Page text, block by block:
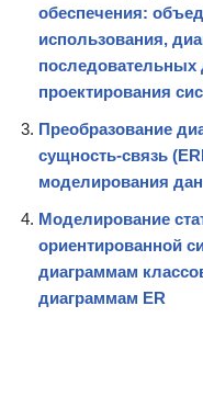
обеспечения:
использования,
проектирования
Преобразование
сущность-связь
моделирования
Моделирование
ориентированной
диаграммам
диаграммам ER